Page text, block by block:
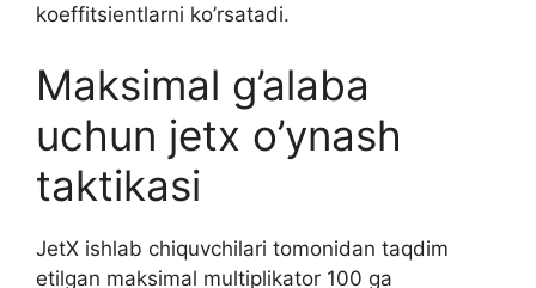
koeffitsientlarni ko’rsatadi.
Maksimal g’alaba
uchun jetx o’ynash
taktikasi
JetX ishlab chiquvchilari tomonidan taqdim
etilgan maksimal multiplikator 100 ga